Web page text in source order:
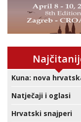
Kuna: nova
Natječaji i oglasi
Hrvatski snajperi